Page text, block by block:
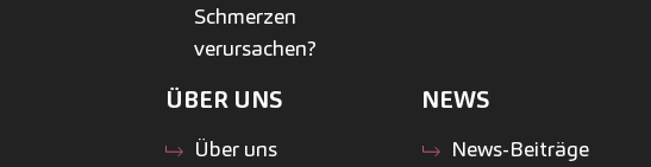
Schmerzen
verursachen?
ÜBER UNS
Über uns
NEWS
News-Beiträge